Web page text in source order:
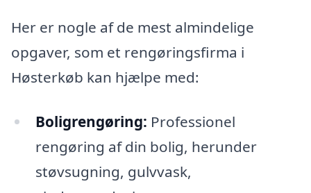
Her er nogle af de mest almindelige
opgaver, som et rengøringsfirma i
Høsterkøb kan hjælpe med:
Boligrengøring: Professionel
rengøring af din bolig, herunder
støvsugning, gulvvask,